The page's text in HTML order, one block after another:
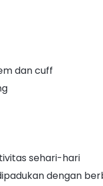
dan cuff
sehari-hari
dengan